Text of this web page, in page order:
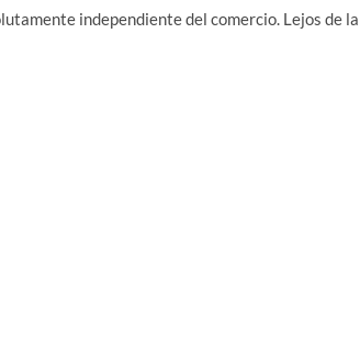
independiente del comercio. Lejos de la